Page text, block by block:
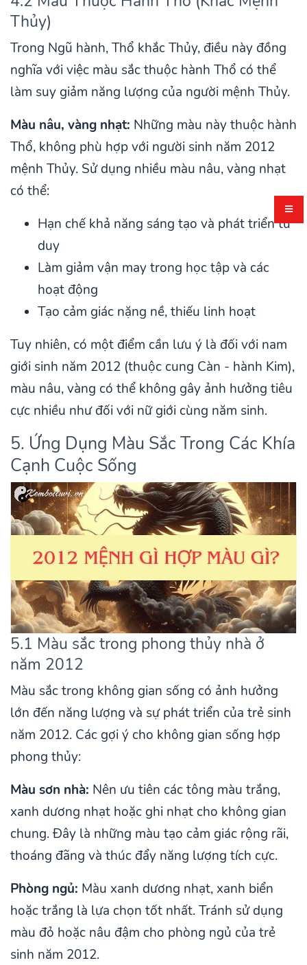
Thủy)
Trong Ngũ hành, Thổ khắc Thủy, điều này đồng
nghĩa với việc màu sắc thuộc hành Thổ có thể
làm suy giảm năng lượng của người mệnh Thủy.
Màu nâu, vàng nhạt: Những màu này thuộc hành
Thổ, không phù hợp với người sinh năm 2012
mệnh Thủy. Sử dụng nhiều màu nâu, vàng nhạt
có thể:
Hạn chế khả năng sáng tạo và phát triển tư
duy
Làm giảm vận may trong học tập và các
hoạt động
Tạo cảm giác nặng nề, thiếu linh hoạt
Tuy nhiên, có một điểm cần lưu ý là đối với nam
giới sinh năm 2012 (thuộc cung Càn - hành Kim),
màu nâu, vàng có thể không gây ảnh hưởng tiêu
cực nhiều như đối với nữ giới cùng năm sinh.
5. Ứng Dụng Màu Sắc Trong Các Khía
Cạnh Cuộc Sống
5.1 Màu sắc trong phong thủy nhà ở
năm 2012
Màu sắc trong không gian sống có ảnh hưởng
lớn đến năng lượng và sự phát triển của trẻ sinh
năm 2012. Các gợi ý cho không gian sống hợp
phong thủy:
Màu sơn nhà: Nên ưu tiên các tông màu trắng,
xanh dương nhạt hoặc ghi nhạt cho không gian
chung. Đây là những màu tạo cảm giác rộng rãi,
thoáng đãng và thúc đẩy năng lượng tích cực.
Phòng ngủ: Màu xanh dương nhạt, xanh biển
hoặc trắng là lựa chọn tốt nhất. Tránh sử dụng
màu đỏ hoặc nâu đậm cho phòng ngủ của trẻ
sinh năm 2012.